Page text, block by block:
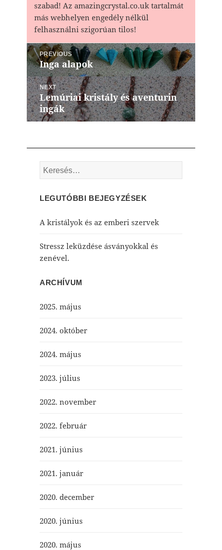
szabad! Az amazingcrystal.co.uk tartalmát
más webhelyen engedély nélkül
felhasználni szigorúan tilos!
Bejegyzés
navigáció
PREVIOUS
Previous
post:
Inga alapok
NEXT
Next
post:
Lemúriai kristály és aventurin
ingák
Keresés:
LEGUTÓBBI BEJEGYZÉSEK
A kristályok és az emberi szervek
Stressz leküzdése ásványokkal és
zenével.
ARCHÍVUM
2025. május
2024. október
2024. május
2023. július
2022. november
2022. február
2021. június
2021. január
2020. december
2020. június
2020. május